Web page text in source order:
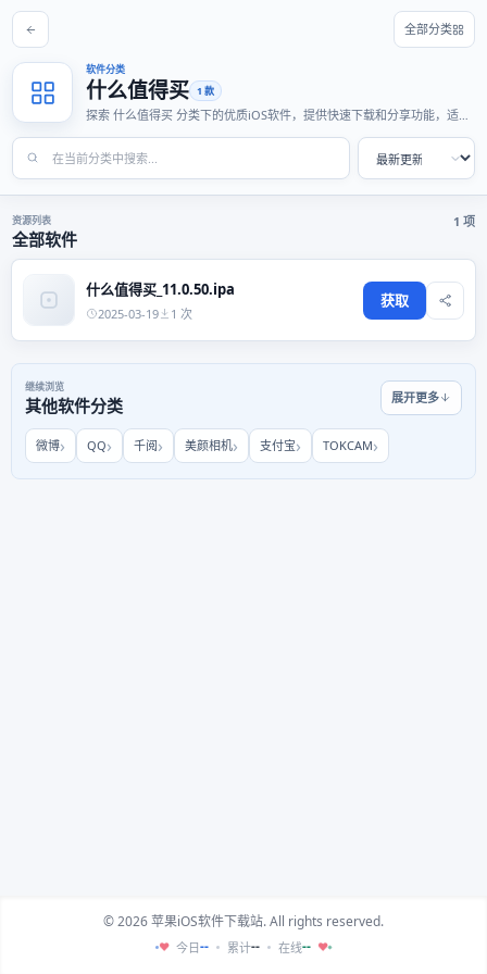
全部分类
软件分类
什么值得买 1 款
探索 什么值得买 分类下的优质iOS软件，提供快速下载和分享功能，适合
资源列表
全部软件
1 项
什么值得买_11.0.50.ipa
2025-03-19 1 次
获取
继续浏览
其他软件分类 展开更多
微博 QQ 千阅 美颜相机 支付宝 TOKCAM
© 2026 苹果iOS软件下载站. All rights reserved.
♥ 今日-- 累计-- 在线-- ♥